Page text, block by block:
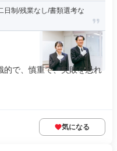
日制/残業なし/書類選考な
的で、慎重で、失敗を恐れ
気になる